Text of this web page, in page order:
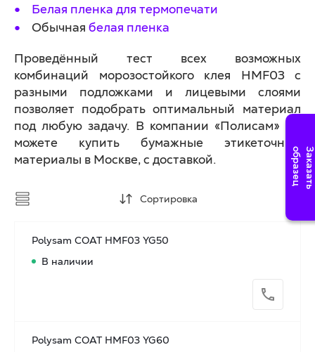
Белая пленка для термопечати
Обычная белая пленка
Проведённый тест всех возможных
комбинаций морозостойкого клея HMF03 с
разными подложками и лицевыми слоями
позволяет подобрать оптимальный материал
под любую задачу. В компании «Полисам» вы
можете купить бумажные этикеточные
материалы в Москве, с доставкой.
Сортировка
Polysam COAT HMF03 YG50
В наличии
Polysam COAT HMF03 YG60
З
а
к
а
з
а
т
ь
о
б
р
а
з
е
ц